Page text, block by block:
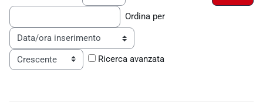
Ordina per
Ricerca avanzata